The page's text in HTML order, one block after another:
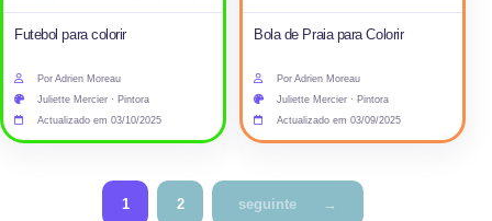
Futebol para colorir
Por Adrien Moreau
Juliette Mercier · Pintora
Actualizado em 03/10/2025
Bola de Praia para Colorir
Por Adrien Moreau
Juliette Mercier · Pintora
Actualizado em 03/09/2025
Paginação
1 2 seguinte →